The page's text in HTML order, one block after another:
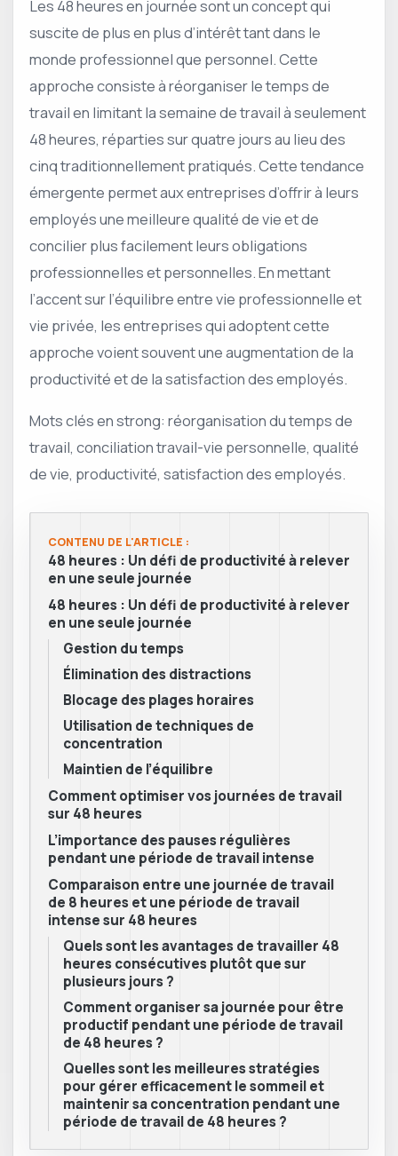
Les 48 heures en journée sont un concept qui
suscite de plus en plus d’intérêt tant dans le
monde professionnel que personnel. Cette
approche consiste à réorganiser le temps de
travail en limitant la semaine de travail à seulement
48 heures, réparties sur quatre jours au lieu des
cinq traditionnellement pratiqués. Cette tendance
émergente permet aux entreprises d’offrir à leurs
employés une meilleure qualité de vie et de
concilier plus facilement leurs obligations
professionnelles et personnelles. En mettant
l’accent sur l’équilibre entre vie professionnelle et
vie privée, les entreprises qui adoptent cette
approche voient souvent une augmentation de la
productivité et de la satisfaction des employés.
Mots clés en strong: réorganisation du temps de
travail, conciliation travail-vie personnelle, qualité
de vie, productivité, satisfaction des employés.
CONTENU DE L'ARTICLE :
48 heures : Un défi de productivité à relever
en une seule journée
48 heures : Un défi de productivité à relever
en une seule journée
Gestion du temps
Élimination des distractions
Blocage des plages horaires
Utilisation de techniques de
concentration
Maintien de l’équilibre
Comment optimiser vos journées de travail
sur 48 heures
L’importance des pauses régulières
pendant une période de travail intense
Comparaison entre une journée de travail
de 8 heures et une période de travail
intense sur 48 heures
Quels sont les avantages de travailler 48
heures consécutives plutôt que sur
plusieurs jours ?
Comment organiser sa journée pour être
productif pendant une période de travail
de 48 heures ?
Quelles sont les meilleures stratégies
pour gérer efficacement le sommeil et
maintenir sa concentration pendant une
période de travail de 48 heures ?